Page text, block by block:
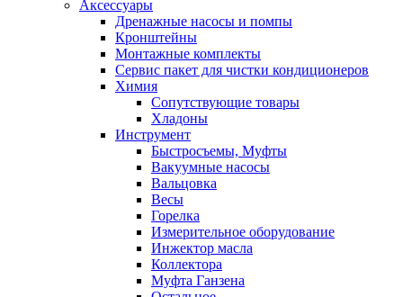
Аксессуары
Дренажные насосы и помпы
Кронштейны
Монтажные комплекты
Сервис пакет для чистки кондиционеров
Химия
Сопутствующие товары
Хладоны
Инструмент
Быстросъемы, Муфты
Вакуумные насосы
Вальцовка
Весы
Горелка
Измерительное оборудование
Инжектор масла
Коллектора
Муфта Ганзена